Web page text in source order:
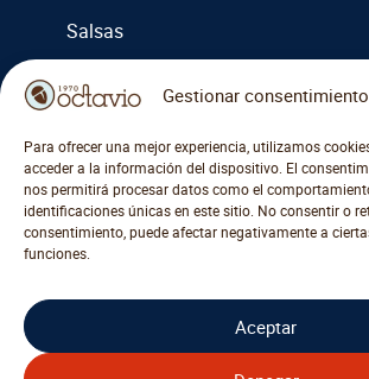
Gestionar consentimiento
Para ofrecer una mejor experiencia, utilizamos
acceder a la información del dispositivo. El
nos permitirá procesar datos como el
identificaciones únicas en este sitio. No consentir o
consentimiento, puede afectar negativamente a
funciones.
Aceptar
Salsas
Cremas
Miel y mermeladas
Otros